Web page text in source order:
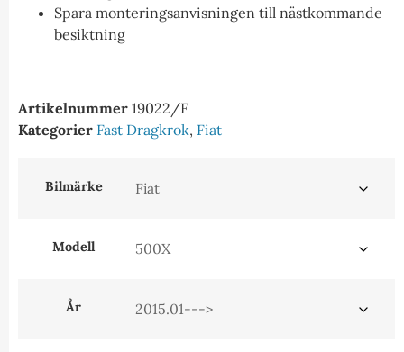
Spara monteringsanvisningen till nästkommande
besiktning
Artikelnummer 19022/F
Kategorier Fast Dragkrok, Fiat
Bilmärke
Modell
År